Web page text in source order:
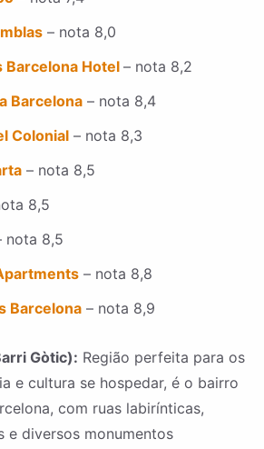
– nota 8,0
Barcelona Hotel – nota 8,2
Barcelona – nota 8,4
Colonial – nota 8,3
– nota 8,5
8,5
nota 8,5
– nota 8,8
Barcelona – nota 8,9
Gòtic): Região perfeita para os
e cultura se hospedar, é o bairro
com ruas labirínticas,
e diversos monumentos